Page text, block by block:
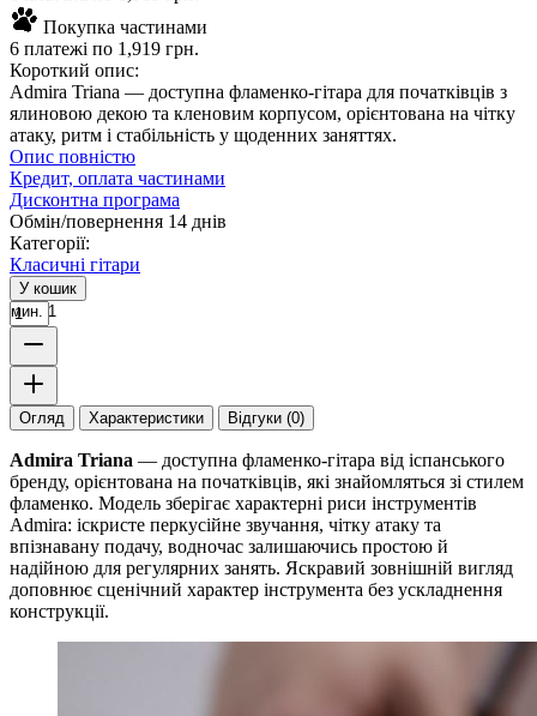
Покупка частинами
6 платежі по 1,919 грн.
Короткий опис:
Admira Triana — доступна фламенко-гітара для початківців з
ялиновою декою та кленовим корпусом, орієнтована на чітку
атаку, ритм і стабільність у щоденних заняттях.
Опис повністю
Кредит, оплата частинами
Дисконтна програма
Обмін/повернення 14 днів
Категорії:
Класичні гітари
У кошик
мин. 1
Огляд Характеристики Відгуки (0)
Admira Triana — доступна фламенко-гітара від іспанського
бренду, орієнтована на початківців, які знайомляться зі стилем
фламенко. Модель зберігає характерні риси інструментів
Admira: іскристе перкусійне звучання, чітку атаку та
впізнавану подачу, водночас залишаючись простою й
надійною для регулярних занять. Яскравий зовнішній вигляд
доповнює сценічний характер інструмента без ускладнення
конструкції.